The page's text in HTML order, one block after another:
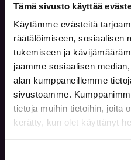
Tämä sivusto käyttää
Käytämme evästeitä
räätälöimiseen, sosiaalisen
tukemiseen ja
jaamme sosiaalisen
alan kumppaneillemme
sivustoamme.
tietoja muihin tietoihin, joita
kerätty, kun olet käyttänyt
YRITYKSEN
Miten valita